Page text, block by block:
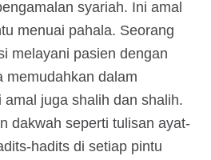
syariah. Ini amal
menuai pahala. Seorang
melayani pasien dengan
memudahkan dalam
juga shalih dan shalih.
dakwah seperti tulisan ayat-
hadits di setiap pintu